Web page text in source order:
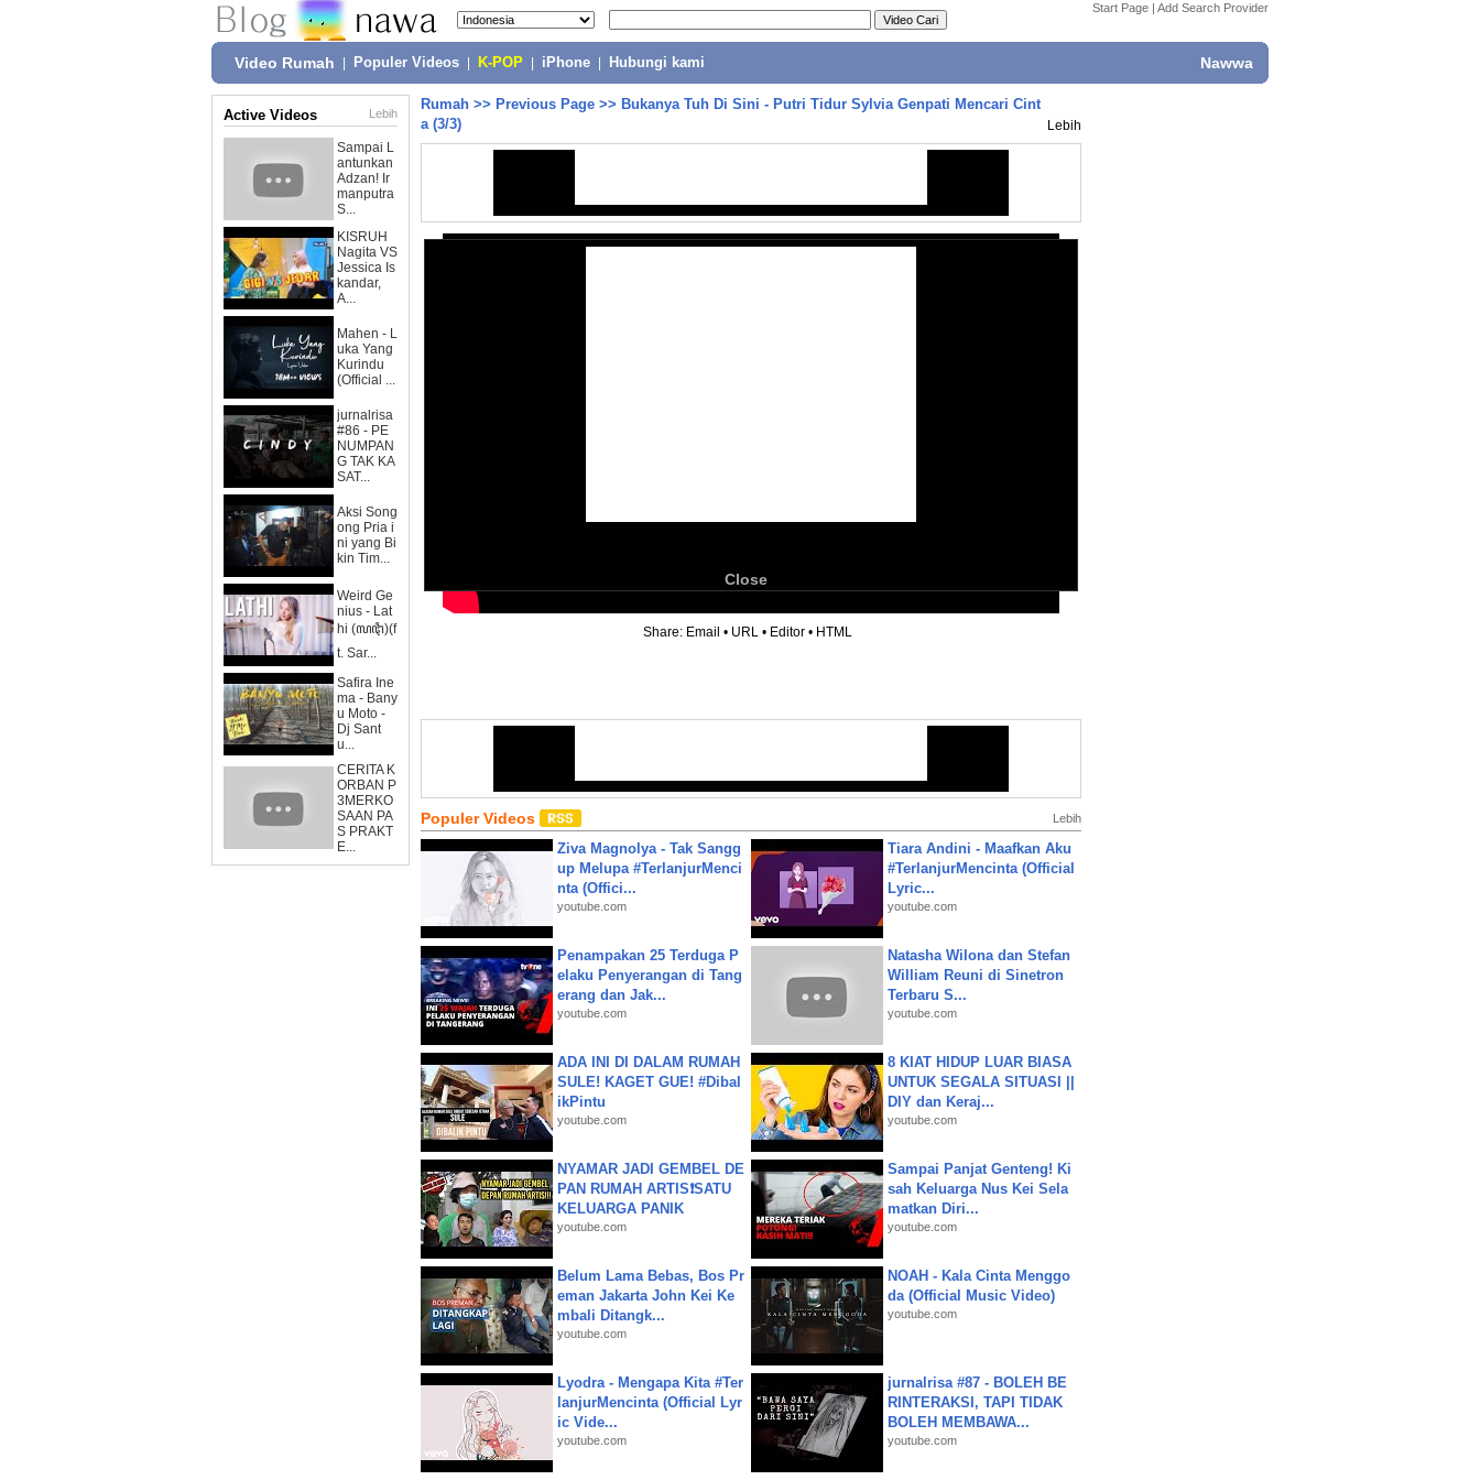
Start Page | Add Search Provider
Video Rumah Populer Videos K-POP iPhone Hubungi kami Nawwa
Active Videos Lebih
Sampai L
antunkan
Adzan! Ir
manputra
S...
KISRUH
Nagita VS
Jessica Is
kandar,
A...
Mahen - L
uka Yang
Kurindu
(Official ...
jurnalrisa
#86 - PE
NUMPAN
G TAK KA
SAT...
Aksi Song
ong Pria i
ni yang Bi
kin Tim...
Weird Ge
nius - Lat
hi (ꦭꦛꦶ)(f
t. Sar...
Safira Ine
ma - Bany
u Moto -
Dj Sant
u...
CERITA K
ORBAN P
3MERKO
SAAN PA
S PRAKT
E...
Rumah >> Previous Page >> Bukanya Tuh Di Sini - Putri Tidur Sylvia Genpati Mencari Cint
a (3/3)
Lebih
Close
Share: Email • URL • Editor • HTML
Populer Videos Lebih
Ziva Magnolya - Tak Sangg
up Melupa #TerlanjurMenci
nta (Offici...
youtube.com
Tiara Andini - Maafkan Aku
#TerlanjurMencinta (Official
Lyric...
youtube.com
Penampakan 25 Terduga P
elaku Penyerangan di Tang
erang dan Jak...
youtube.com
Natasha Wilona dan Stefan
William Reuni di Sinetron
Terbaru S...
youtube.com
ADA INI DI DALAM RUMAH
SULE! KAGET GUE! #Dibal
ikPintu
youtube.com
8 KIAT HIDUP LUAR BIASA
UNTUK SEGALA SITUASI ||
DIY dan Keraj...
youtube.com
NYAMAR JADI GEMBEL DE
PAN RUMAH ARTIS❗SATU
KELUARGA PANIK
youtube.com
Sampai Panjat Genteng! Ki
sah Keluarga Nus Kei Sela
matkan Diri...
youtube.com
Belum Lama Bebas, Bos Pr
eman Jakarta John Kei Ke
mbali Ditangk...
youtube.com
NOAH - Kala Cinta Menggo
da (Official Music Video)
youtube.com
Lyodra - Mengapa Kita #Ter
lanjurMencinta (Official Lyr
ic Vide...
youtube.com
jurnalrisa #87 - BOLEH BE
RINTERAKSI, TAPI TIDAK
BOLEH MEMBAWA...
youtube.com